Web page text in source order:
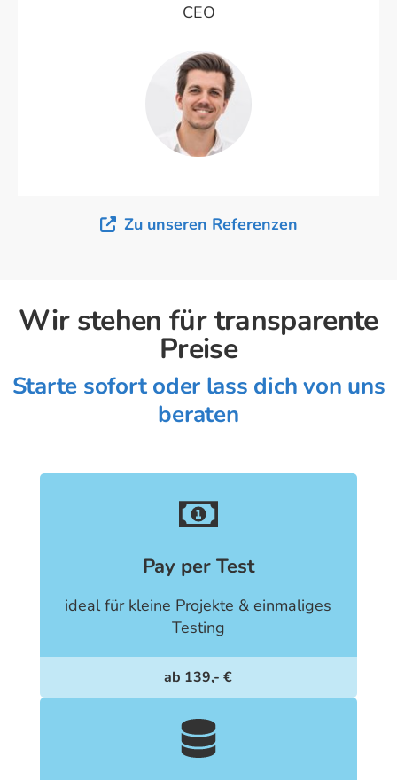
CEO
Zu unseren Referenzen
Wir stehen für transparente
Preise
Starte sofort oder lass dich von uns
beraten
Pay per Test
ideal für kleine Projekte & einmaliges
Testing
ab 139,- €